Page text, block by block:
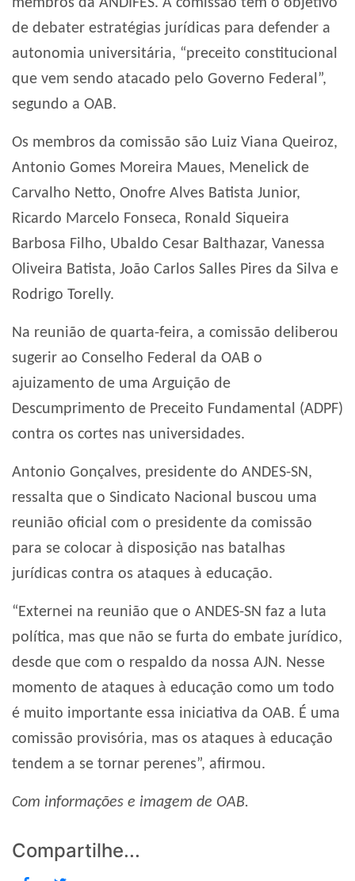
membros da ANDIFES. A comissão tem o objetivo
de debater estratégias jurídicas para defender a
autonomia universitária, “preceito constitucional
que vem sendo atacado pelo Governo Federal”,
segundo a OAB.
Os membros da comissão são Luiz Viana Queiroz,
Antonio Gomes Moreira Maues, Menelick de
Carvalho Netto, Onofre Alves Batista Junior,
Ricardo Marcelo Fonseca, Ronald Siqueira
Barbosa Filho, Ubaldo Cesar Balthazar, Vanessa
Oliveira Batista, João Carlos Salles Pires da Silva e
Rodrigo Torelly.
Na reunião de quarta-feira, a comissão deliberou
sugerir ao Conselho Federal da OAB o
ajuizamento de uma Arguição de
Descumprimento de Preceito Fundamental (ADPF)
contra os cortes nas universidades.
Antonio Gonçalves, presidente do ANDES-SN,
ressalta que o Sindicato Nacional buscou uma
reunião oficial com o presidente da comissão
para se colocar à disposição nas batalhas
jurídicas contra os ataques à educação.
“Externei na reunião que o ANDES-SN faz a luta
política, mas que não se furta do embate jurídico,
desde que com o respaldo da nossa AJN. Nesse
momento de ataques à educação como um todo
é muito importante essa iniciativa da OAB. É uma
comissão provisória, mas os ataques à educação
tendem a se tornar perenes”, afirmou.
Com informações e imagem de OAB.
Compartilhe...